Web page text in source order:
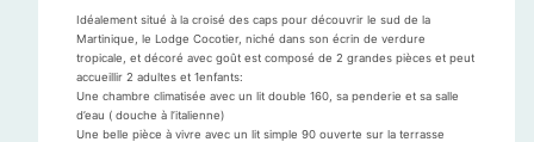
Idéalement situé à la croisé des caps pour découvrir le sud de la
Martinique, le Lodge Cocotier, niché dans son écrin de verdure
tropicale, et décoré avec goût est composé de 2 grandes pièces et peut
accueillir 2 adultes et 1enfants:
Une chambre climatisée avec un lit double 160, sa penderie et sa salle
d’eau ( douche à l’italienne)
Une belle pièce à vivre avec un lit simple 90 ouverte sur la terrasse